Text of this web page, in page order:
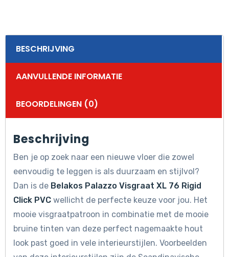
BESCHRIJVING
AANVULLENDE INFORMATIE
BEOORDELINGEN (0)
Beschrijving
Ben je op zoek naar een nieuwe vloer die zowel
eenvoudig te leggen is als duurzaam en stijlvol?
Dan is de Belakos Palazzo Visgraat XL 76 Rigid
Click PVC wellicht de perfecte keuze voor jou. Het
mooie visgraatpatroon in combinatie met de mooie
bruine tinten van deze perfect nagemaakte hout
look past goed in vele interieurstijlen. Voorbeelden